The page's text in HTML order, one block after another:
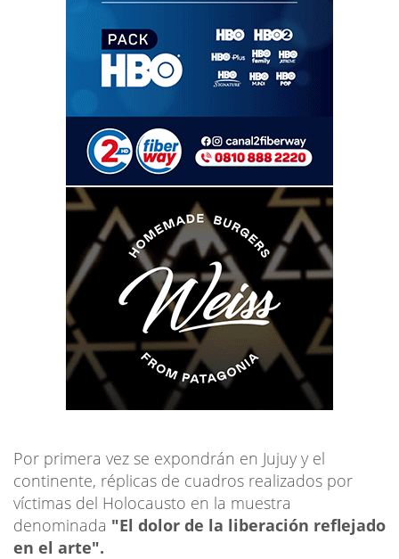
Por primera vez se expondrán en Jujuy y el
continente, réplicas de cuadros realizados por
víctimas del Holocausto en la muestra
denominada "El dolor de la liberación reflejado
en el arte".